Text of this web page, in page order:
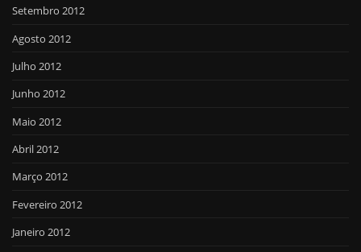
Setembro 2012
Agosto 2012
Julho 2012
Junho 2012
Maio 2012
Abril 2012
Março 2012
Fevereiro 2012
Janeiro 2012